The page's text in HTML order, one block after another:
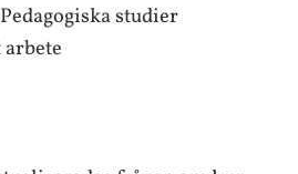
studier
arbete